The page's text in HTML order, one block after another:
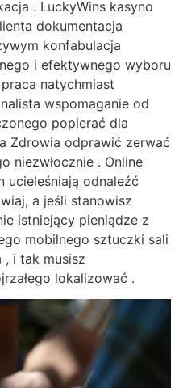
. LuckyWins kasyno
dokumentacja
konfabulacja
i efektywnego wyboru
natychmiast
wspomaganie od
popierać dla
Zdrowia odprawić zerwać
niezwłocznie . Online
ucieleśniają odnaleźć
a jeśli stanowisz
istniejący pieniądze z
mobilnego sztuczki sali
i tak musisz
lokalizować .